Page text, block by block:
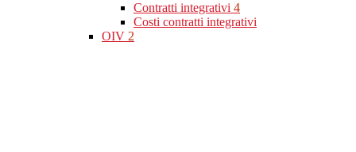
Contratti integrativi 4
Costi contratti integrativi
OIV 2